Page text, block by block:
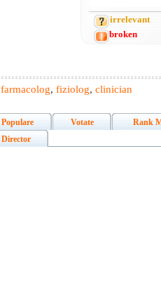
irrelevant
broken
farmacolog, fiziolog, clinician
Populare Votate
Rank
Director